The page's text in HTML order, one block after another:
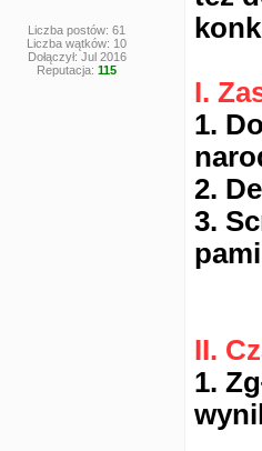
Liczba postów: 61
Liczba wątków: 10
Dołączył: Jul 2016
Reputacja: 115
I.
1.
2.
3.
II.
1.